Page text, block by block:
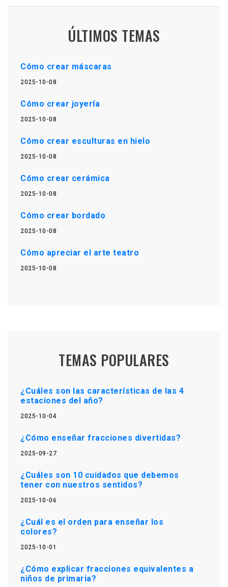
ÚLTIMOS TEMAS
Cómo crear máscaras
2025-10-08
Cómo crear joyería
2025-10-08
Cómo crear esculturas en hielo
2025-10-08
Cómo crear cerámica
2025-10-08
Cómo crear bordado
2025-10-08
Cómo apreciar el arte teatro
2025-10-08
TEMAS POPULARES
¿Cuáles son las características de las 4
estaciones del año?
2025-10-04
¿Cómo enseñar fracciones divertidas?
2025-09-27
¿Cuáles son 10 cuidados que debemos
tener con nuestros sentidos?
2025-10-06
¿Cuál es el orden para enseñar los
colores?
2025-10-01
¿Cómo explicar fracciones equivalentes a
niños de primaria?